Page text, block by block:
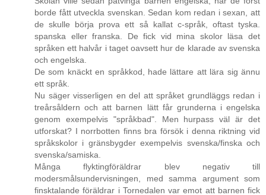
borde fått utveckla svenskan. Sedan kom redan i sexan, att
de skulle börja prova ett så kallat c-språk, oftast tyska.
spanska eller franska. De fick vid mina skolor läsa det
språken ett halvår i taget oavsett hur de klarade av svenska
och engelska.
De som knäckt en språkkod, hade lättare att lära sig ännu
ett språk.
Nu säger visserligen en del att språket grundläggs redan i
treårsåldern och att barnen lätt får grunderna i engelska
genom exempelvis "språkbad". Men hurpass väl är det
utforskat? I norrbotten finns bra försök i denna riktning vid
språkskolor i gränsbygder exempelvis svenska/finska och
svenska/samiska.
Många flyktingföräldrar blev negativ till
modersmålsundervisningen, med samma argument som
finsktalande föräldrar i Tornedalen var emot att barnen fick